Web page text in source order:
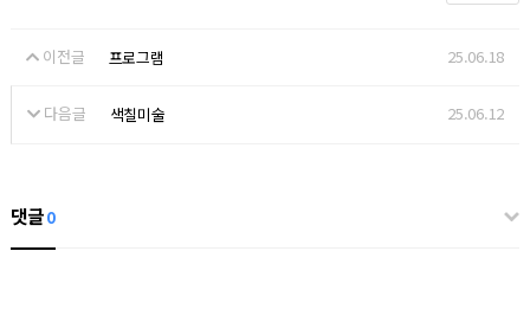
이전글 프로그램 25.06.18
다음글 색칠미술 25.06.12
댓글0